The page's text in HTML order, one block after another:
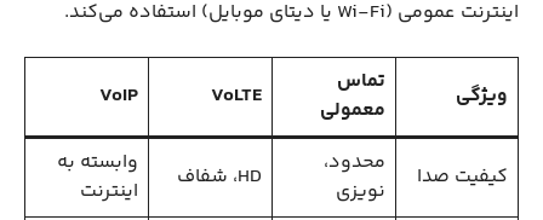
اینترنت عمومی (Wi-Fi یا دیتای موبایل) استفاده می‌کند.
ویژگی
تماس
معمولی
VoLTE
VoIP
کیفیت صدا
محدود،
نویزی
HD، شفاف
وابسته به
اینترنت